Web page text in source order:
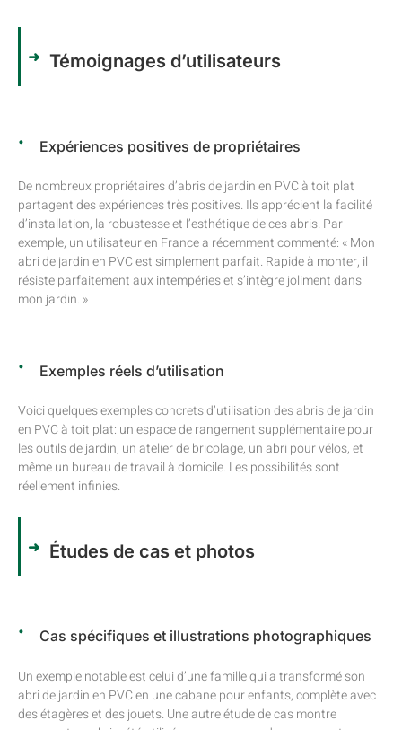
Témoignages d’utilisateurs
Expériences positives de propriétaires
De nombreux propriétaires d’abris de jardin en PVC à toit plat
partagent des expériences très positives. Ils apprécient la facilité
d’installation, la robustesse et l’esthétique de ces abris. Par
exemple, un utilisateur en France a récemment commenté: « Mon
abri de jardin en PVC est simplement parfait. Rapide à monter, il
résiste parfaitement aux intempéries et s’intègre joliment dans
mon jardin. »
Exemples réels d’utilisation
Voici quelques exemples concrets d’utilisation des abris de jardin
en PVC à toit plat: un espace de rangement supplémentaire pour
les outils de jardin, un atelier de bricolage, un abri pour vélos, et
même un bureau de travail à domicile. Les possibilités sont
réellement infinies.
Études de cas et photos
Cas spécifiques et illustrations photographiques
Un exemple notable est celui d’une famille qui a transformé son
abri de jardin en PVC en une cabane pour enfants, complète avec
des étagères et des jouets. Une autre étude de cas montre